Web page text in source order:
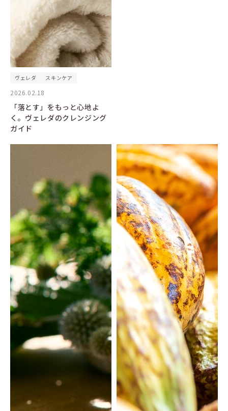
ヴェレダ スキンケア
2026.02.18
「落とす」をもっと心地よ
く。ヴェレダのクレンジング
ガイド